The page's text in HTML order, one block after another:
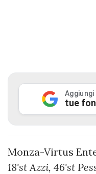
tue
Monza-Virtus
18'st Azzi, 46'st